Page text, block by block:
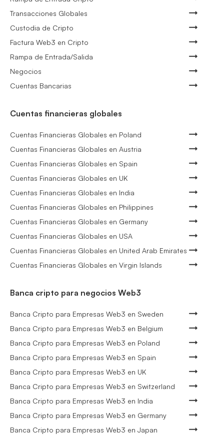
Transacciones Globales
Custodia de Cripto
Factura Web3 en Cripto
Rampa de Entrada/Salida
Negocios
Cuentas Bancarias
Cuentas financieras globales
Cuentas Financieras Globales en Poland
Cuentas Financieras Globales en Austria
Cuentas Financieras Globales en Spain
Cuentas Financieras Globales en UK
Cuentas Financieras Globales en India
Cuentas Financieras Globales en Philippines
Cuentas Financieras Globales en Germany
Cuentas Financieras Globales en USA
Cuentas Financieras Globales en United Arab Emirates
Cuentas Financieras Globales en Virgin Islands
Banca cripto para negocios Web3
Banca Cripto para Empresas Web3 en Sweden
Banca Cripto para Empresas Web3 en Belgium
Banca Cripto para Empresas Web3 en Poland
Banca Cripto para Empresas Web3 en Spain
Banca Cripto para Empresas Web3 en UK
Banca Cripto para Empresas Web3 en Switzerland
Banca Cripto para Empresas Web3 en India
Banca Cripto para Empresas Web3 en Germany
Banca Cripto para Empresas Web3 en Japan